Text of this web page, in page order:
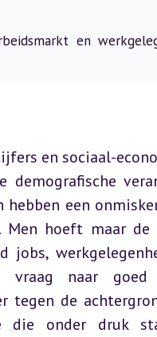
en
en sociaal-
een
Men hoeft maar
vraag naar
tegen de
die onder druk